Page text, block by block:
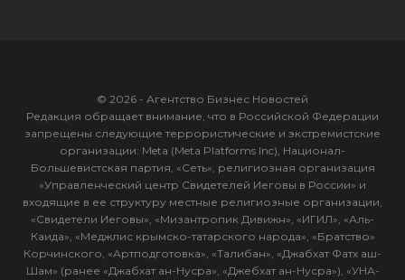
© 2026 - Агентство Бизнес Новостей
Редакция обращает внимание, что в Российской Федерации
запрещены следующие террористические и экстремистские
организации: Meta (Meta Platforms Inc), Национал-
Большевистская партия, «Сеть», религиозная организация
«Управленческий центр Свидетелей Иеговы в России» и
входящие в ее структуру местные религиозные организации,
«Свидетели Иеговы», «Мизантропик Дивижн», «ИГИЛ», «Аль-
Каида», «Меджлис крымско-татарского народа», «Братство»
Корчинского, «Артподготовка», «Талибан», «Джабхат Фатх аш-
Шам» (ранее «Джабхат ан-Нусра», «Джебхат ан-Нусра»), «УНА-